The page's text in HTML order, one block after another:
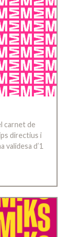
carnet de
directius i
validesa d’1